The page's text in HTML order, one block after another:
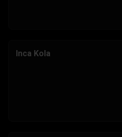
Inca Kola